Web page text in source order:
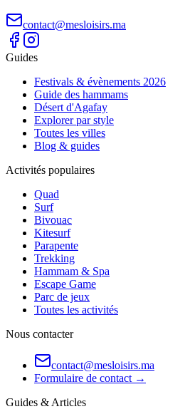
contact@mesloisirs.ma
Guides
Festivals & évènements 2026
Guide des hammams
Désert d'Agafay
Explorer par style
Toutes les villes
Blog & guides
Activités populaires
Quad
Surf
Bivouac
Kitesurf
Parapente
Trekking
Hammam & Spa
Escape Game
Parc de jeux
Toutes les activités
Nous contacter
contact@mesloisirs.ma
Formulaire de contact →
Guides & Articles